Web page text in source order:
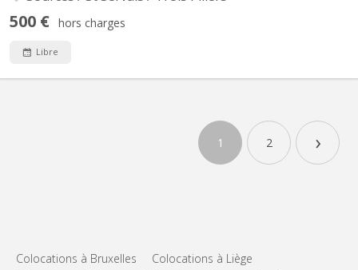
500 € hors charges
Libre
1 2 ›
Colocations à Bruxelles
Colocations à Liège